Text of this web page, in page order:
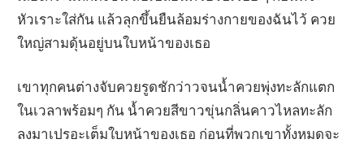
หัวเราะใส่กัน แล้วลุกขึ้นยืนล้อมร่างกายของฉันไว้ ควย
ใหญ่สามดุ้นอยู่บนใบหน้าของเธอ
เขาทุกคนต่างจับควยรูดชักว่าวจนน้ำควยพุ่งทะลักแตก
ในเวลาพร้อมๆ กัน น้ำควยสีขาวขุ่นกลิ่นคาวไหลทะลัก
ลงมาเปรอะเต็มใบหน้าของเธอ ก่อนที่พวกเขาทั้งหมดจะ